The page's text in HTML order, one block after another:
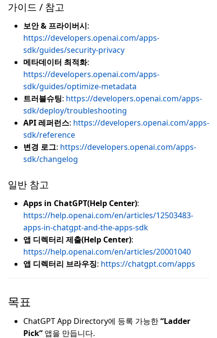
가이드 / 참고
보안 & 프라이버시:
https://developers.openai.com/apps-
sdk/guides/security-privacy
메타데이터 최적화:
https://developers.openai.com/apps-
sdk/guides/optimize-metadata
트러블슈팅: https://developers.openai.com/apps-
sdk/deploy/troubleshooting
API 레퍼런스: https://developers.openai.com/apps-
sdk/reference
변경 로그: https://developers.openai.com/apps-
sdk/changelog
일반 참고
Apps in ChatGPT(Help Center):
https://help.openai.com/en/articles/12503483-
apps-in-chatgpt-and-the-apps-sdk
앱 디렉터리 제출(Help Center):
https://help.openai.com/en/articles/20001040
앱 디렉터리 브라우징: https://chatgpt.com/apps
목표
ChatGPT App Directory에 등록 가능한“Ladder
Pick” 앱을 만듭니다.